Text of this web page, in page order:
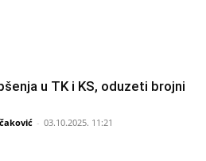
u TK i KS, oduzeti brojni
- 03.10.2025. 11:21